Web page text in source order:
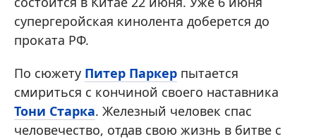
супергеройская кинолента доберется до
проката РФ.
По сюжету Питер Паркер пытается
смириться с кончиной своего наставника
Тони Старка. Железный человек спас
человечество, отдав свою жизнь в битве с